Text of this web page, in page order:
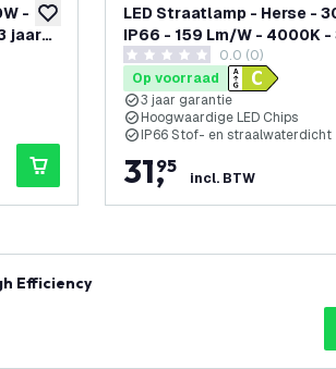
toevoegen aan verlanglijst
-
jaar
LED Straatlamp - Herse -
IP66 - 159 Lm/W - 4000K -
garantie
0 score sterren0.0 (0)
Op voorraad
3 jaar garantie
Hoogwaardige LED Chips
IP66 Stof- en straalwaterdicht
31,
95
incl. BTW
Efficiency